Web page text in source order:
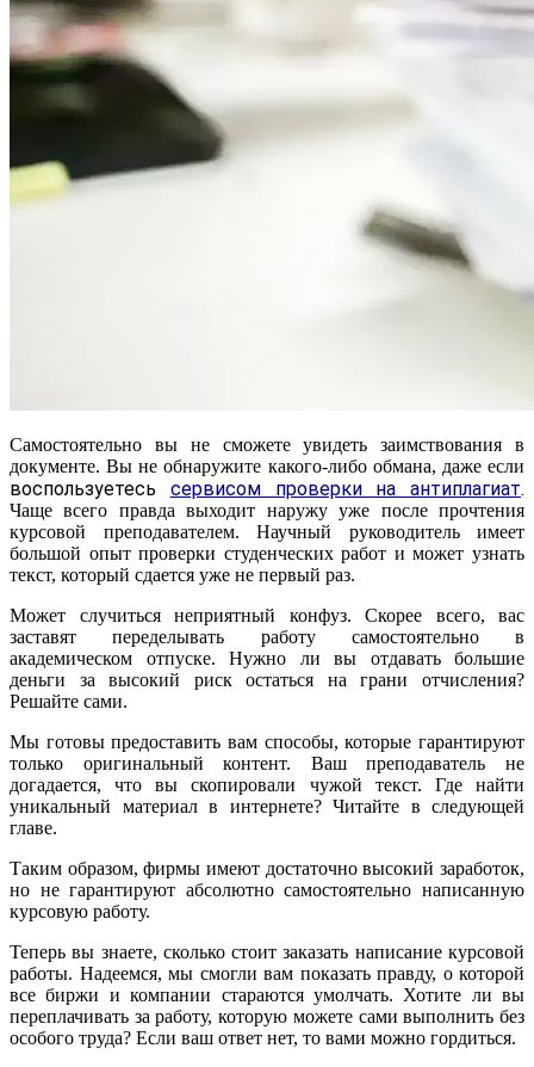
Самостоятельно вы не сможете увидеть заимствования в
документе. Вы не обнаружите какого-либо обмана, даже если
воспользуетесь сервисом проверки на антиплагиат.
Чаще всего правда выходит наружу уже после прочтения
курсовой преподавателем. Научный руководитель имеет
большой опыт проверки студенческих работ и может узнать
текст, который сдается уже не первый раз.
Может случиться неприятный конфуз. Скорее всего, вас
заставят переделывать работу самостоятельно в
академическом отпуске. Нужно ли вы отдавать большие
деньги за высокий риск остаться на грани отчисления?
Решайте сами.
Мы готовы предоставить вам способы, которые гарантируют
только оригинальный контент. Ваш преподаватель не
догадается, что вы скопировали чужой текст. Где найти
уникальный материал в интернете? Читайте в следующей
главе.
Таким образом, фирмы имеют достаточно высокий заработок,
но не гарантируют абсолютно самостоятельно написанную
курсовую работу.
Теперь вы знаете, сколько стоит заказать написание курсовой
работы. Надеемся, мы смогли вам показать правду, о которой
все биржи и компании стараются умолчать. Хотите ли вы
переплачивать за работу, которую можете сами выполнить без
особого труда? Если ваш ответ нет, то вами можно гордиться.